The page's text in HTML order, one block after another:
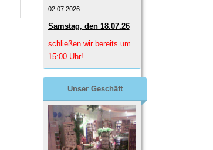
02.07.2026
Samstag, den 18.07.26
schließen wir bereits um
15:00 Uhr!
Unser Geschäft